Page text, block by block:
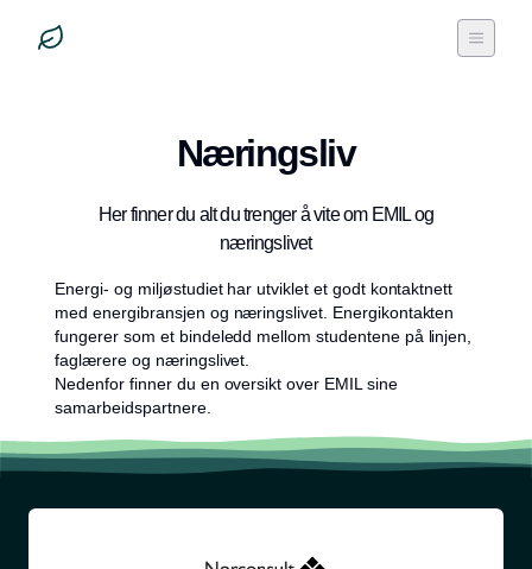
Næringsliv
Her finner du alt du trenger å vite om EMIL og
næringslivet
Energi- og miljøstudiet har utviklet et godt kontaktnett
med energibransjen og næringslivet. Energikontakten
fungerer som et bindeledd mellom studentene på linjen,
faglærere og næringslivet.
Nedenfor finner du en oversikt over EMIL sine
samarbeidspartnere.